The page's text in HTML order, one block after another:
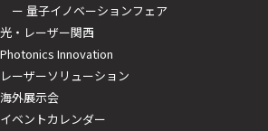
ー 量子イノベーションフェア
光・レーザー関西
Photonics Innovation
レーザーソリューション
海外展示会
イベントカレンダー